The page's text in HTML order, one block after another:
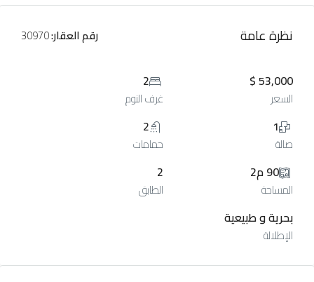
نظرة عامة رقم العقار:
53,000 $
السعر
2
غرف النوم
1
صالة
2
حمامات
90 م2
المساحة
2
الطابق
بحرية و طبيعية
الإطلالة